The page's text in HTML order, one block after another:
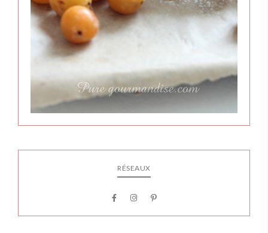
RÉSEAUX